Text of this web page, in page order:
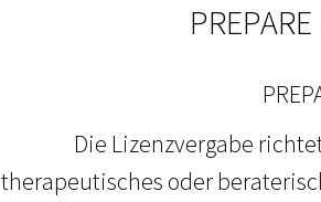
Die Lizenzvergabe
therapeutisches oder